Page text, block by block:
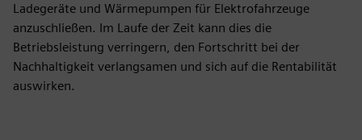
Ladegeräte und Wärmepumpen für Elektrofahrzeuge
anzuschließen. Im Laufe der Zeit kann dies die
Betriebsleistung verringern, den Fortschritt bei der
Nachhaltigkeit verlangsamen und sich auf die Rentabilität
auswirken.